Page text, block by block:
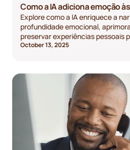
Como a IA adiciona emoção
Explore como a IA enriquece a
profundidade emocional,
preservar experiências pessoais
October 13, 2025